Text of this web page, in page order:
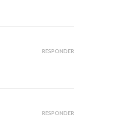
RESPONDER
RESPONDER